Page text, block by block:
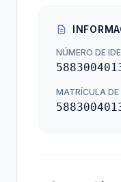
NÚMERO DE
MATRÍCULA DE